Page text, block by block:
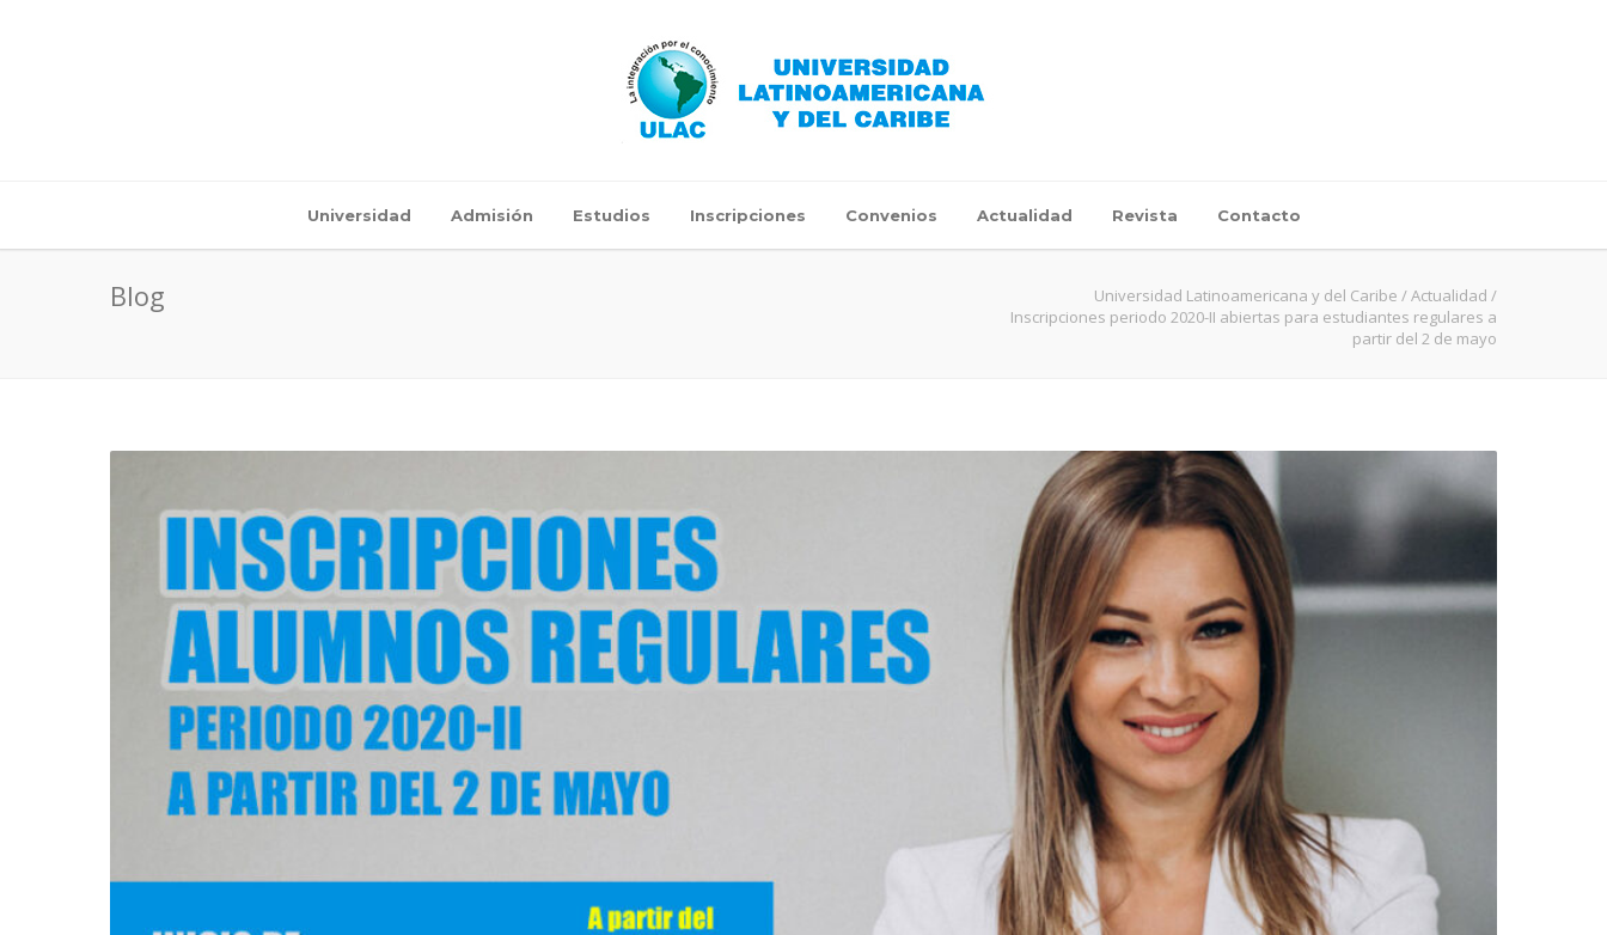
Universidad Admisión Estudios Inscripciones Convenios Actualidad Revista Contacto
Blog Universidad Latinoamericana y del Caribe /Actualidad /
Inscripciones periodo 2020-II abiertas para estudiantes regulares a
partir del 2 de mayo